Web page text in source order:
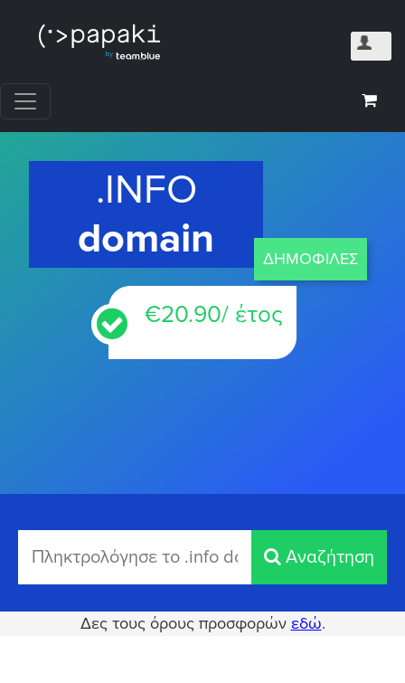
.INFO
domain
ΔΗΜΟΦΙΛΕΣ
€20.90/ έτος
Αναζήτηση
Δες τους όρους προσφορών εδώ.